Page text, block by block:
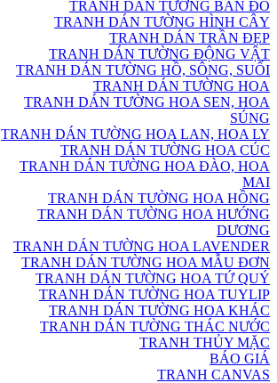
TRANH DÁN TƯỜNG BẢN ĐỒ
TRANH DÁN TƯỜNG HÌNH CÂY
TRANH DÁN TRẦN ĐẸP
TRANH DÁN TƯỜNG ĐỘNG VẬT
TRANH DÁN TƯỜNG HỒ, SÔNG, SUỐI
TRANH DÁN TƯỜNG HOA
TRANH DÁN TƯỜNG HOA SEN, HOA
SÚNG
TRANH DÁN TƯỜNG HOA LAN, HOA LY
TRANH DÁN TƯỜNG HOA CÚC
TRANH DÁN TƯỜNG HOA ĐÀO, HOA
MAI
TRANH DÁN TƯỜNG HOA HỒNG
TRANH DÁN TƯỜNG HOA HƯỚNG
DƯƠNG
TRANH DÁN TƯỜNG HOA LAVENDER
TRANH DÁN TƯỜNG HOA MẪU ĐƠN
TRANH DÁN TƯỜNG HOA TỨ QUÝ
TRANH DÁN TƯỜNG HOA TUYLIP
TRANH DÁN TƯỜNG HOA KHÁC
TRANH DÁN TƯỜNG THÁC NƯỚC
TRANH THỦY MẶC
BÁO GIÁ
TRANH CANVAS